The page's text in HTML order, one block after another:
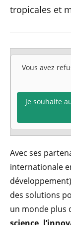
tropicales et
Vous avez
Je souhaite
Avec ses
internationale
des solutions
un monde plus